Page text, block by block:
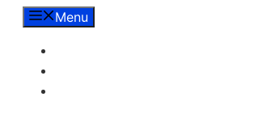
LangsungMenu